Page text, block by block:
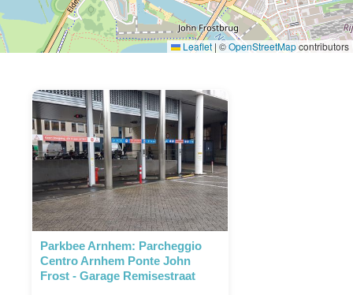
Leaflet | ©OpenStreetMapcontributors
Parkbee Arnhem: Parcheggio
Centro Arnhem Ponte John
Frost - Garage Remisestraat